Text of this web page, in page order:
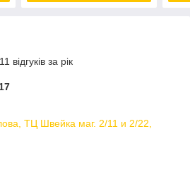
відгуків за рік
ТЦ Швейка маг. 2/11 и 2/22,